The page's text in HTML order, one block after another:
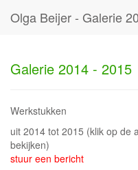
Olga Beijer - Galerie
Galerie 2014 - 2015
Werkstukken
uit 2014 tot 2015 (klik op de
bekijken)
stuur een bericht